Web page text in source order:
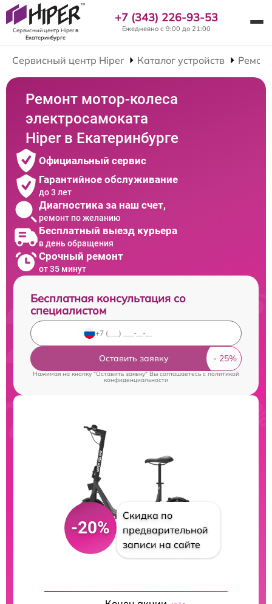
Сервисный центр Hiperв
Екатеринбурге
+7 (343) 226-93-53
Ежедневно с 9:00 до 21:00
Сервисный центр Hiper Каталог устройств
Ремонт мотор-колеса
электросамоката
Hiper в Екатеринбурге
Официальный сервис
Гарантийное обслуживание
до 3 лет
Диагностика за наш счет,
ремонт по желанию
Бесплатный выезд курьера
в день обращения
Срочный ремонт
от 35 минут
Бесплатная консультация со
специалистом
Оставить заявку
Нажимая на кнопку "Оставить заявку" Вы соглашаетесь cполитикой
конфиденциальности
-20%
Скидка по
предварительной
записи на сайте